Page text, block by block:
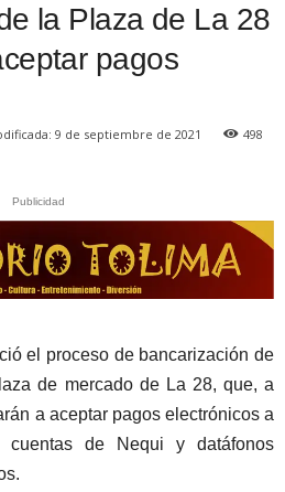
la Plaza de La 28
pagos
9 de septiembre de 2021 498
Publicidad
el proceso de bancarización de
de mercado de La 28, que, a
a aceptar pagos electrónicos a
de Nequi y datáfonos